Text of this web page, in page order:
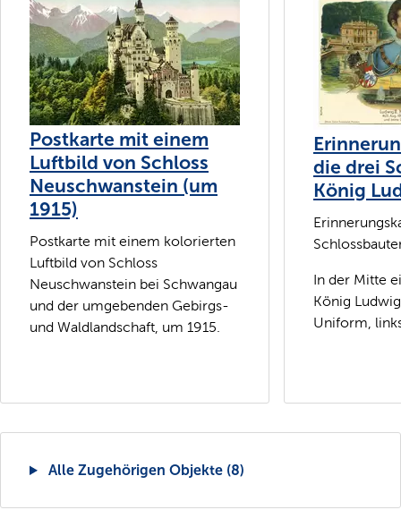
Postkarte mit einem
Luftbild von Schloss
Neuschwanstein (um
1915)
Postkarte mit einem kolorierten
Luftbild von Schloss
Neuschwanstein bei Schwangau
und der umgebenden Gebirgs-
und Waldlandschaft, um 1915.
die drei
König
In der Mitte
König
Uniform,
Alle Zugehörigen Objekte (8)